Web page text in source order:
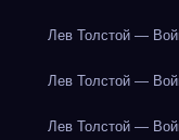
Лев Толстой —
Лев Толстой —
Лев Толстой —